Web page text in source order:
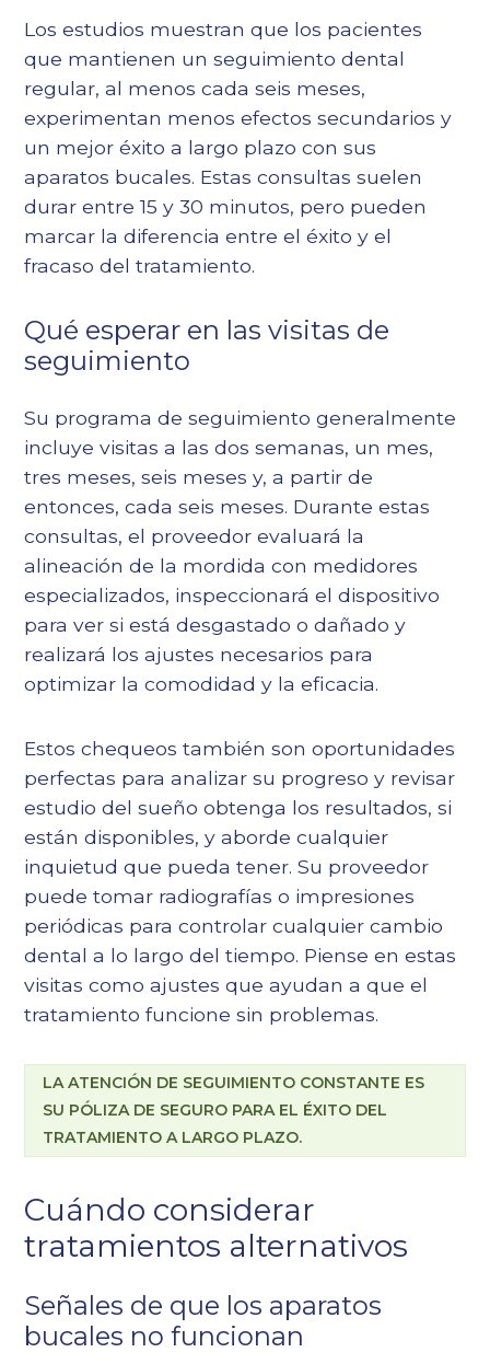
Los estudios muestran que los pacientes
que mantienen un seguimiento dental
regular, al menos cada seis meses,
experimentan menos efectos secundarios y
un mejor éxito a largo plazo con sus
aparatos bucales. Estas consultas suelen
durar entre 15 y 30 minutos, pero pueden
marcar la diferencia entre el éxito y el
fracaso del tratamiento.
Qué esperar en las visitas de
seguimiento
Su programa de seguimiento generalmente
incluye visitas a las dos semanas, un mes,
tres meses, seis meses y, a partir de
entonces, cada seis meses. Durante estas
consultas, el proveedor evaluará la
alineación de la mordida con medidores
especializados, inspeccionará el dispositivo
para ver si está desgastado o dañado y
realizará los ajustes necesarios para
optimizar la comodidad y la eficacia.
Estos chequeos también son oportunidades
perfectas para analizar su progreso y revisar
estudio del sueño obtenga los resultados, si
están disponibles, y aborde cualquier
inquietud que pueda tener. Su proveedor
puede tomar radiografías o impresiones
periódicas para controlar cualquier cambio
dental a lo largo del tiempo. Piense en estas
visitas como ajustes que ayudan a que el
tratamiento funcione sin problemas.
LA ATENCIÓN DE SEGUIMIENTO CONSTANTE ES
SU PÓLIZA DE SEGURO PARA EL ÉXITO DEL
TRATAMIENTO A LARGO PLAZO.
Cuándo considerar
tratamientos alternativos
Señales de que los aparatos
bucales no funcionan